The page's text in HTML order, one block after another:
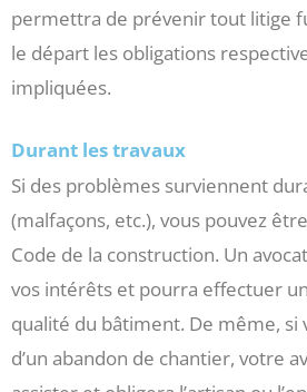
permettra de prévenir tout litige
le départ les obligations
impliquées.
Durant les travaux
Si des problèmes surviennent
(malfaçons, etc.), vous pouvez
Code de la construction. Un
vos intérêts et pourra effectuer
qualité du bâtiment. De même, si
d’un abandon de chantier, votre